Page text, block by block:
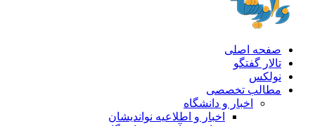
صفحه اصلی
تالار گفتگو
نولکس
مطالب تخصصی
اخبار و دانشگاه
اخبار و اطلاعیه نواندیشان